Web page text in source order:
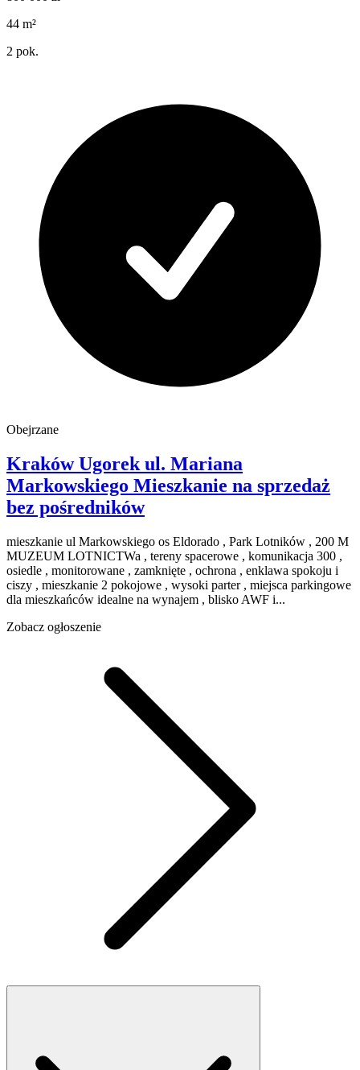
44 m²
2 pok.
Obejrzane
Kraków Ugorek ul. Mariana
Markowskiego Mieszkanie na sprzedaż
bez pośredników
mieszkanie ul Markowskiego os Eldorado , Park Lotników , 200 M
MUZEUM LOTNICTWa , tereny spacerowe , komunikacja 300 ,
osiedle , monitorowane , zamknięte , ochrona , enklawa spokoju i
ciszy , mieszkanie 2 pokojowe , wysoki parter , miejsca parkingowe
dla mieszkańców idealne na wynajem , blisko AWF i...
Zobacz ogłoszenie